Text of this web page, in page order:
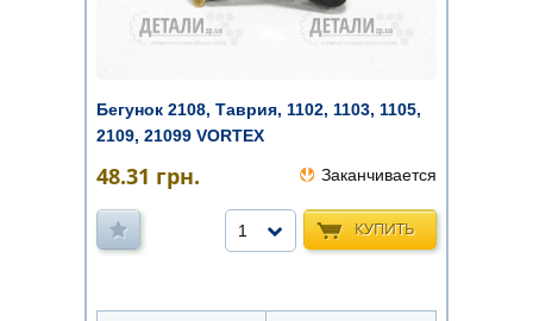
Бегунок 2108, Таврия, 1102, 1103, 1105,
2109, 21099 VORTEX
48.31 грн. Заканчивается
КУПИТЬ
1